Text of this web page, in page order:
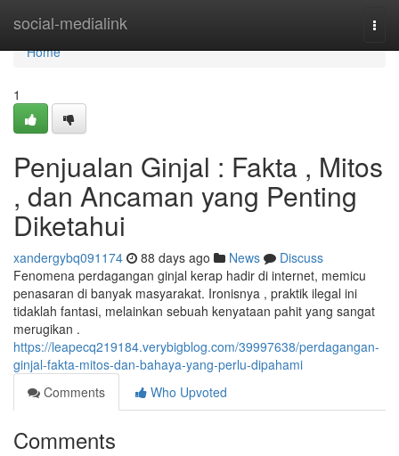
social-medialink
Home
Home
1
Penjualan Ginjal : Fakta , Mitos
, dan Ancaman yang Penting
Diketahui
xandergybq091174 88 days ago News
Discuss
Fenomena perdagangan ginjal kerap hadir di internet, memicu
penasaran di banyak masyarakat. Ironisnya , praktik ilegal ini
tidaklah fantasi, melainkan sebuah kenyataan pahit yang sangat
merugikan .
https://leapecq219184.verybigblog.com/39997638/perdagangan-
ginjal-fakta-mitos-dan-bahaya-yang-perlu-dipahami
Comments
Who Upvoted
Comments